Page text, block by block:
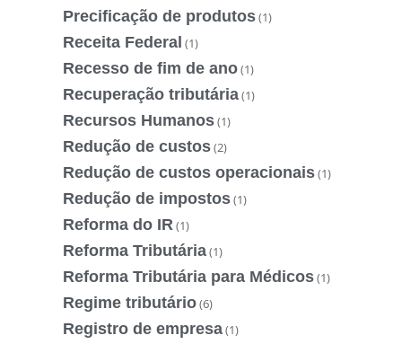
Precificação de produtos(1)
Receita Federal (1)
Recesso de fim de ano(1)
Recuperação tributária(1)
Recursos Humanos(1)
Redução de custos(2)
Redução de custos operacionais(1)
Redução de impostos(1)
Reforma do IR (1)
Reforma Tributária(1)
Reforma Tributária para Médicos(1)
Regime tributário(6)
Registro de empresa(1)